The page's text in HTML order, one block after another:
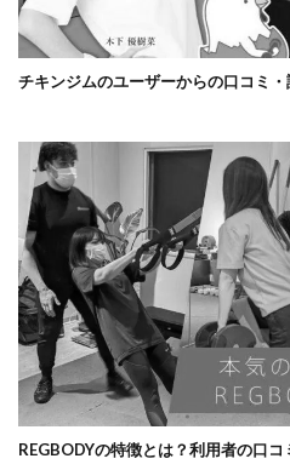
チキンジムのユーザーからの口コミ
REGBODYの特徴とは？利用者の口